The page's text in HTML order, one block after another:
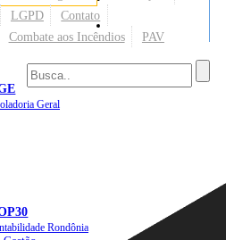
Geral
Rondônia
Sites
LGPD
Contato
Combate aos Incêndios PAV